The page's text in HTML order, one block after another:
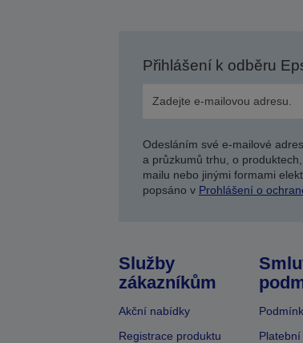
Přihlášení k odběru
Odesláním své e-mailové
a průzkumů trhu, o
mailu nebo jinými formami
popsáno v Prohlášení o
Služby
zákazníkům
Akční nabídky
Registrace produktu